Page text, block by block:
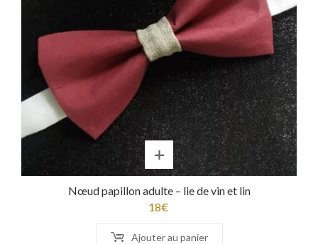
Nœud papillon adulte – lie de vin et lin
18€
Ajouter au panier